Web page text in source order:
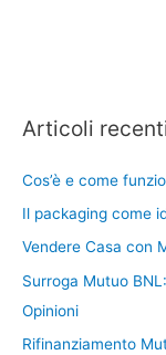
Articoli
Cos’è e come
Il packaging come
Vendere Casa con
Surroga Mutuo
Opinioni
Rifinanziamento